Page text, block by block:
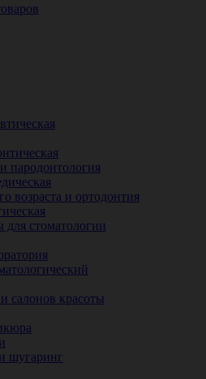
пародонтология
возраста и ортодонтия
для стоматологии
салонов красоты
шугаринг